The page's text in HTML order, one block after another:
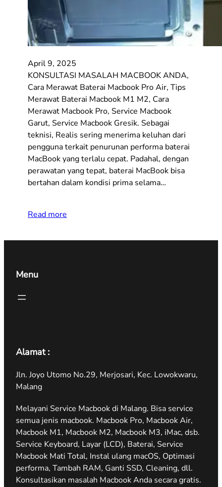
April 9, 2025
KONSULTASI MASALAH MACBOOK ANDA,
Cara Merawat Baterai Macbook Pro Air, Tips
Merawat Baterai Macbook M1 M2, Cara
Merawat Macbook Pro, Service Macbook
Garut, Service Macbook Gresik. Sebagai
teknisi, Realis sering menerima keluhan dari
pengguna terkait penurunan performa baterai
MacBook yang terlalu cepat. Padahal, dengan
perawatan yang tepat, baterai MacBook bisa
bertahan dalam kondisi prima selama…
Read more
Menu
Alamat :
Jln. Joyo Utomo No.29, Merjosari, Kec. Lowokwaru,
Malang
Melayani Service Macbook di Malang. Bisa service
semua jenis macbook. Macbook Pro, Macbook Air,
Macbook M1, Macbook M2, Macbook M3, iMac, dsb.
Service Keyboard, Layar (LCD), Baterai, Service
Macbook Mati Total, Instal ulang macOS, Optimasi
performa, Tambah RAM, Ganti SSD, Cleaning, dll.
Konsultasikan masalah Macbook Anda secara gratis.